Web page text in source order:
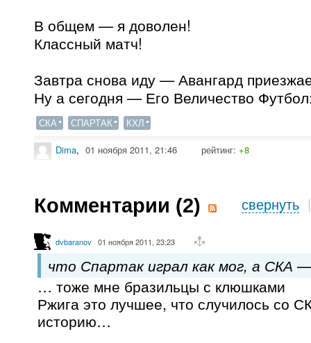
В общем — я доволен!
Классный матч!
Завтра снова иду — Авангард
Ну а сегодня — Его Величество
СКА СПАРТАК КХЛ
Dima, 01 ноября 2011, 21:46 рейтинг: +8
Комментарии (2) свернуть
dvbaranov 01 ноября 2011, 23:23
что Спартак играл как мог, а СКА
… тоже мне бразильцы с клюшками
Ржига это лучшее, что случилось со
историю…